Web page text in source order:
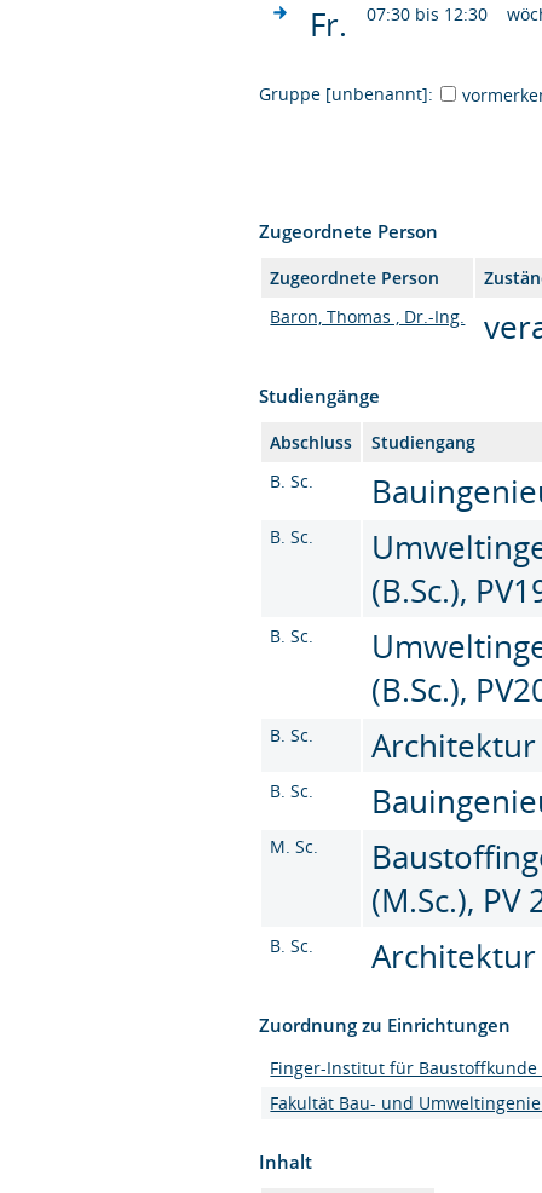
Fr. 07:30 bis 12:30
Gruppe [unbenannt]:
Zugeordnete Person
Zugeordnete Person
Baron, Thomas , Dr.-Ing.
Studiengänge
Abschluss
Studiengang
B. Sc.
B. Sc.
(B.Sc.),
B. Sc.
(B.Sc.),
B. Sc. Architektur
B. Sc.
M. Sc.
(M.Sc.), PV
B. Sc. Architektur
Zuordnung zu Einrichtungen
Finger-Institut für Baustoffkunde
Fakultät Bau- und
Inhalt